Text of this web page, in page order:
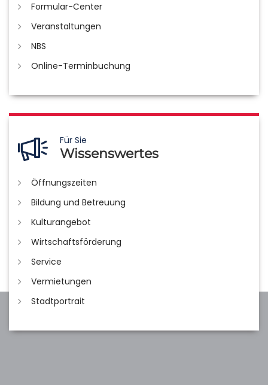
Formular-Center
Veranstaltungen
NBS
Online-Terminbuchung
Für Sie
Wissenswertes
Öffnungszeiten
Bildung und Betreuung
Kulturangebot
Wirtschaftsförderung
Service
Vermietungen
Stadtportrait